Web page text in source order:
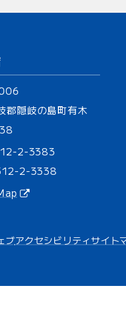
郡隠岐の島町有木
2-3383
2-3338
ブアクセシビリティサイト